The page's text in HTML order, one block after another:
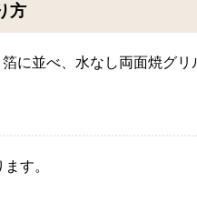
方
に並べ、水なし両面焼グリ
す。